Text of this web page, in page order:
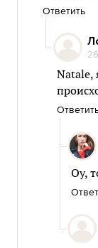
Ответить
Natale,
Оу,